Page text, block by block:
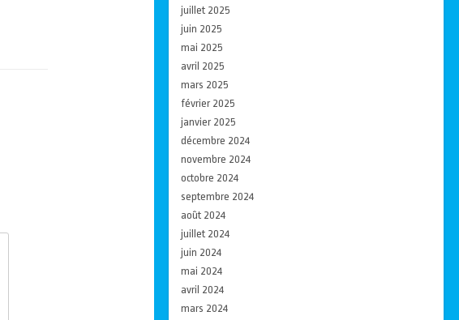
juillet 2025
juin 2025
mai 2025
avril 2025
mars 2025
février 2025
janvier 2025
décembre 2024
novembre 2024
octobre 2024
septembre 2024
août 2024
juillet 2024
juin 2024
mai 2024
avril 2024
mars 2024